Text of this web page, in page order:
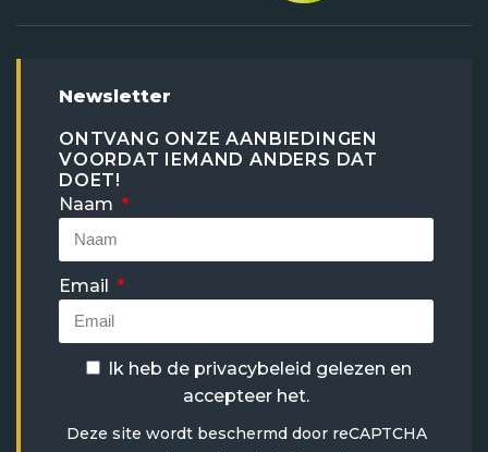
Newsletter
ONTVANG ONZE AANBIEDINGEN
VOORDAT IEMAND ANDERS DAT
DOET!
Naam
Email
Ik heb de privacybeleid gelezen en
accepteer het.
Deze site wordt beschermd door reCAPTCHA